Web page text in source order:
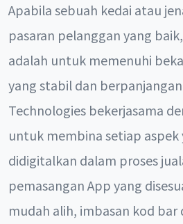
Apabila sebuah kedai atau
pasaran pelanggan yang
adalah untuk memenuhi
yang stabil dan
Technologies bekerjasama
untuk membina setiap aspek
didigitalkan dalam proses
pemasangan App yang
mudah alih, imbasan kod